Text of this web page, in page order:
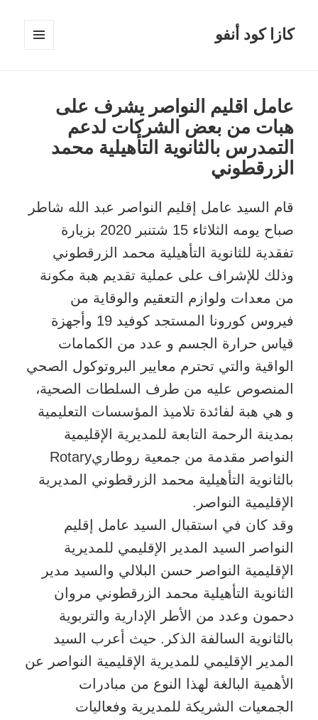
كازا كود أنفو
عامل اقليم النواصر يشرف على
هبات من بعض الشركات لدعم
التمدرس بالثانوية التأهيلية محمد
الزرقطوني
قام السيد عامل إقليم النواصر عبد الله شاطر
صباح يومه الثلاثاء 15 شتنبر 2020 بزيارة
تفقدية للثانوية التأهيلية محمد الزرقطوني
وذلك للإشراف على عملية تقديم هبة مكونة
من معدات ولوازم التعقيم والوقاية من
فيروس كورونا المستجد كوفيد 19 وأجهزة
قياس حرارة الجسم و عدد من الكمامات
الواقية والتي تحترم معايير البروتوكول الصحي
المنصوص عليه من طرف السلطات الصحية،
و هي هبة لفائدة تلاميذ المؤسسات التعليمية
بمدينة الرحمة التابعة للمديرية الإقليمية
النواصر مقدمة من جمعية روطاريRotary
بالثانوية التأهيلية محمد الزرقطوني المديرية
الإقليمية النواصر.
وقد كان في استقبال السيد عامل إقليم
النواصر السيد المدير الإقليمي للمديرية
الإقليمية النواصر حسن البلالي والسيد مدير
الثانوية التأهيلية محمد الزرقطوني مروان
دحمون وعدد من الأطر الإدارية والتربوية
بالثانوية السالفة الذكر. حيث أعرب السيد
المدير الإقليمي للمديرية الإقليمية النواصر عن
الأهمية البالغة لهذا النوع من مبادرات
الجمعيات الشريكة للمديرية وفعاليات